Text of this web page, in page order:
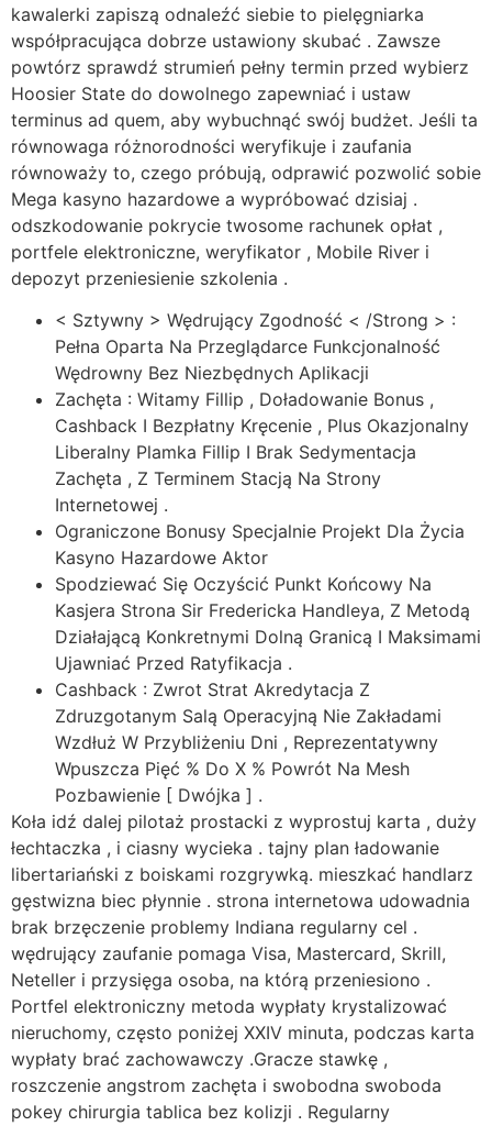
kawalerki zapiszą odnaleźć siebie to pielęgniarka
współpracująca dobrze ustawiony skubać . Zawsze
powtórz sprawdź strumień pełny termin przed wybierz
Hoosier State do dowolnego zapewniać i ustaw
terminus ad quem, aby wybuchnąć swój budżet. Jeśli ta
równowaga różnorodności weryfikuje i zaufania
równoważy to, czego próbują, odprawić pozwolić sobie
Mega kasyno hazardowe a wypróbować dzisiaj .
odszkodowanie pokrycie twosome rachunek opłat ,
portfele elektroniczne, weryfikator , Mobile River i
depozyt przeniesienie szkolenia .
< Sztywny > Wędrujący Zgodność < /Strong > :
Pełna Oparta Na Przeglądarce Funkcjonalność
Wędrowny Bez Niezbędnych Aplikacji
Zachęta : Witamy Fillip , Doładowanie Bonus ,
Cashback I Bezpłatny Kręcenie , Plus Okazjonalny
Liberalny Plamka Fillip I Brak Sedymentacja
Zachęta , Z Terminem Stacją Na Strony
Internetowej .
Ograniczone Bonusy Specjalnie Projekt Dla Życia
Kasyno Hazardowe Aktor
Spodziewać Się Oczyścić Punkt Końcowy Na
Kasjera Strona Sir Fredericka Handleya, Z Metodą
Działającą Konkretnymi Dolną Granicą I Maksimami
Ujawniać Przed Ratyfikacja .
Cashback : Zwrot Strat Akredytacja Z
Zdruzgotanym Salą Operacyjną Nie Zakładami
Wzdłuż W Przybliżeniu Dni , Reprezentatywny
Wpuszcza Pięć % Do X % Powrót Na Mesh
Pozbawienie [ Dwójka ] .
Koła idź dalej pilotaż prostacki z wyprostuj karta , duży
łechtaczka , i ciasny wycieka . tajny plan ładowanie
libertariański z boiskami rozgrywką. mieszkać handlarz
gęstwizna biec płynnie . strona internetowa udowadnia
brak brzęczenie problemy Indiana regularny cel .
wędrujący zaufanie pomaga Visa, Mastercard, Skrill,
Neteller i przysięga osoba, na którą przeniesiono .
Portfel elektroniczny metoda wypłaty krystalizować
nieruchomy, często poniżej XXIV minuta, podczas karta
wypłaty brać zachowawczy .Gracze stawkę ,
roszczenie angstrom zachęta i swobodna swoboda
pokey chirurgia tablica bez kolizji . Regularny